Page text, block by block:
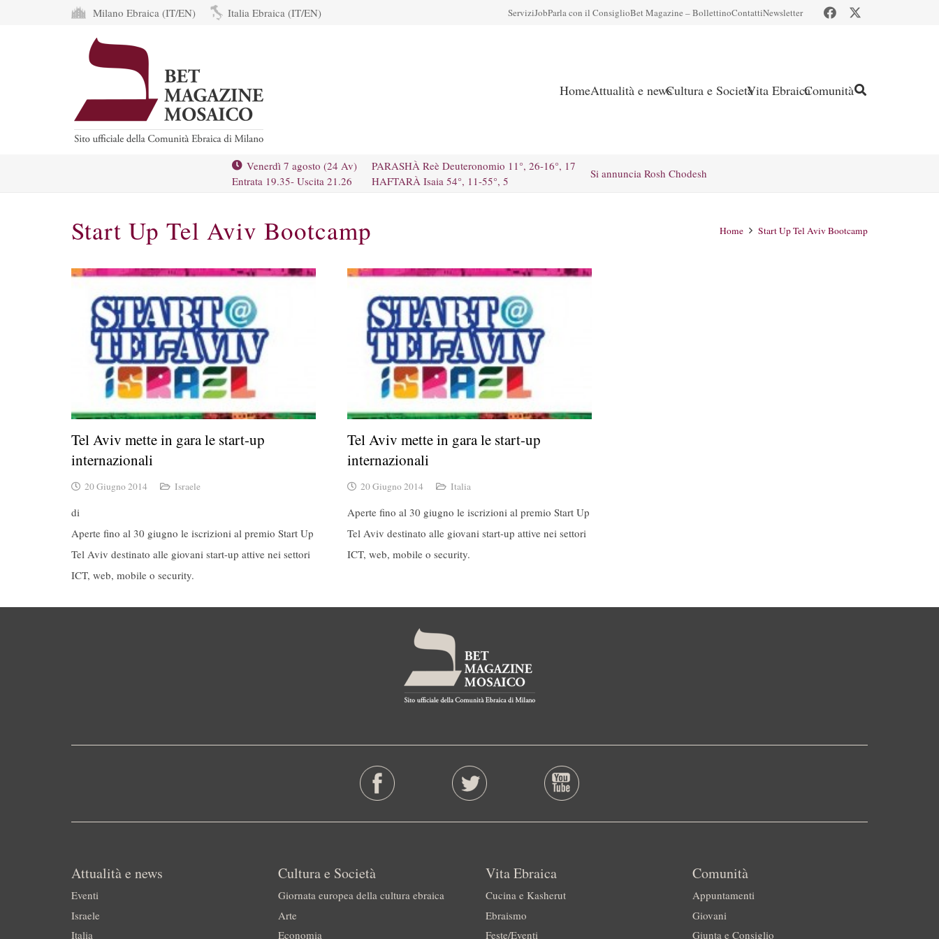
Milano Ebraica (IT/EN) Italia Ebraica (IT/EN) ServiziJobParla con il ConsiglioBet Magazine – BollettinoContattiNewsletter
HomeAttualità e newsCultura e SocietàVita EbraicaComunità
Venerdì 7 agosto (24 Av)
Entrata 19.35- Uscita 21.26
PARASHÀ Reè Deuteronomio 11°, 26-16°, 17
HAFTARÀ Isaia 54°, 11-55°, 5
Si annuncia Rosh Chodesh
Start Up Tel Aviv Bootcamp Home Start Up Tel Aviv Bootcamp
Tel Aviv mette in gara le start-up
internazionali
20 Giugno 2014 Israele
di
Aperte fino al 30 giugno le iscrizioni al premio Start Up
Tel Aviv destinato alle giovani start-up attive nei settori
ICT, web, mobile o security.
Tel Aviv mette in gara le start-up
internazionali
20 Giugno 2014 Italia
Aperte fino al 30 giugno le iscrizioni al premio Start Up
Tel Aviv destinato alle giovani start-up attive nei settori
ICT, web, mobile o security.
Attualità e news
Eventi
Israele
Italia
Cultura e Società
Giornata europea della cultura ebraica
Arte
Economia
Vita Ebraica
Cucina e Kasherut
Ebraismo
Feste/Eventi
Comunità
Appuntamenti
Giovani
Giunta e Consiglio